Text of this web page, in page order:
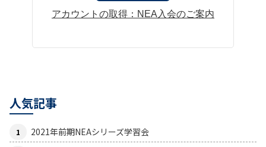
アカウントの取得：NEA入会のご案内
人気記事
2021年前期NEAシリーズ学習会